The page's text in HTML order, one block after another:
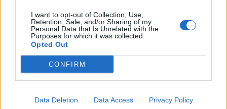
I want to opt-out of Collection, Use,
Retention, Sale, and/or Sharing of my
Personal Data that Is Unrelated with the
Purposes for which it was collected.
Opted Out
CONFIRM
Data Deletion Data Access Privacy Policy
Acconsento al trattamento dei dati personali (